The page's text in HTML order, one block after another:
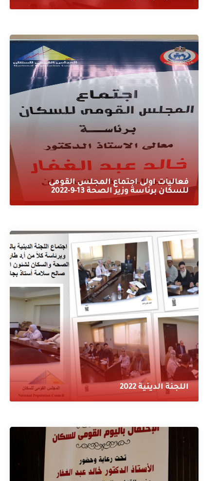
فعاليات اولى اجتماع المجلس القومى
للسكان برئاسة وزير الصحة 13-9-2022
اللجنة الدينية 2022